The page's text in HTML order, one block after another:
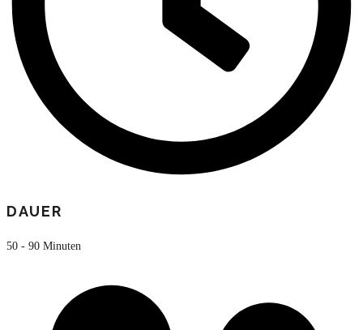
DAUER
50 - 90 Minuten